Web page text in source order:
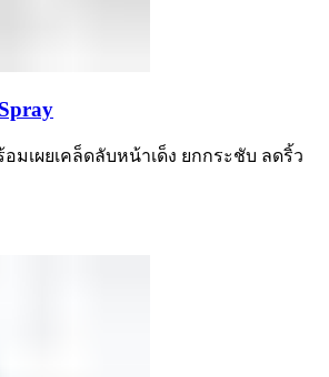
มเผยเคล็ดลับหน้าเด็ง ยกกระชับ ลดริ้ว